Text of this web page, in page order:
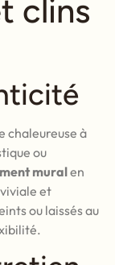
clins
chaleureuse à
ou
muralen
et
ou laissés au